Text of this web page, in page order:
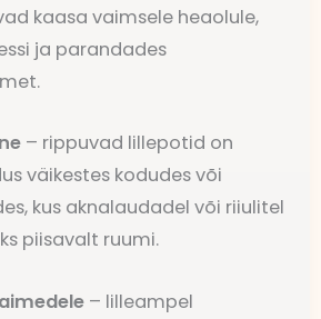
kaasa vaimsele heaolule,
ja parandades
– rippuvad lillepotid on
väikestes kodudes või
kus aknalaudadel või riiulitel
piisavalt ruumi.
– lilleampel